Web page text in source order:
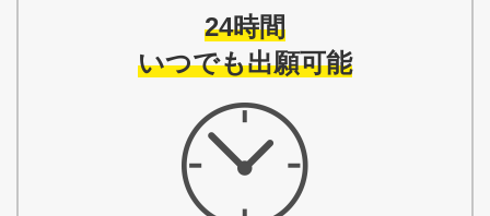
24時間
いつでも出願可能